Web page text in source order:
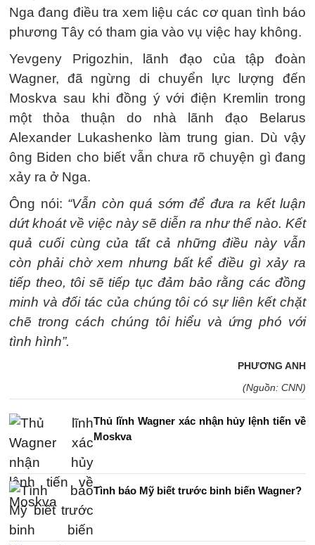
Nga đang điều tra xem liệu các cơ quan tình báo
phương Tây có tham gia vào vụ việc hay không.
Yevgeny Prigozhin, lãnh đạo của tập đoàn
Wagner, đã ngừng di chuyển lực lượng đến
Moskva sau khi đồng ý với điện Kremlin trong
một thỏa thuận do nhà lãnh đạo Belarus
Alexander Lukashenko làm trung gian. Dù vậy
ông Biden cho biết vẫn chưa rõ chuyện gì đang
xảy ra ở Nga.
Ông nói: “Vẫn còn quá sớm để đưa ra kết luận
dứt khoát về việc này sẽ diễn ra như thế nào. Kết
quả cuối cùng của tất cả những điều này vẫn
còn phải chờ xem nhưng bất kể điều gì xảy ra
tiếp theo, tôi sẽ tiếp tục đảm bảo rằng các đồng
minh và đối tác của chúng tôi có sự liên kết chặt
chẽ trong cách chúng tôi hiểu và ứng phó với
tình hình”.
PHƯƠNG ANH
(Nguồn: CNN)
Thủ lĩnh Wagner xác nhận hủy lệnh tiến về
Moskva
Tình báo Mỹ biết trước binh biến Wagner?